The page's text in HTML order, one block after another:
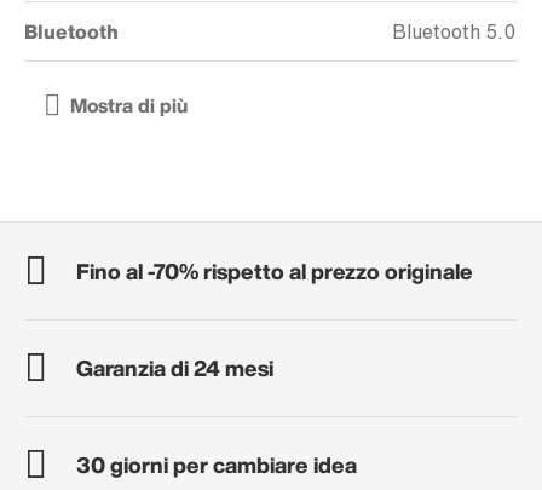
Bluetooth Bluetooth 5.0
Fino al -70% rispetto al prezzo originale
Garanzia di 24 mesi
30 giorni per cambiare idea